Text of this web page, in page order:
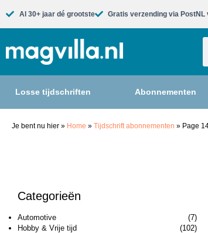
Al 30+ jaar dé grootste​ Gratis verzending via PostNL
Losse tijdschriften Abonnementen
Je bent nu hier » Home » Tijdschrift abonnementen » Page
Categorieën
Automotive
(7)
Hobby & Vrije tijd
(102)